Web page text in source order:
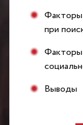
Факторы
при
Факторы
Выводы